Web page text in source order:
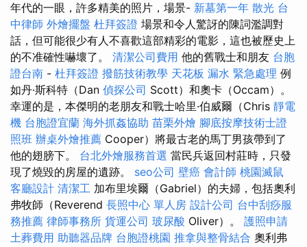
年代的一眼，許多精美的照片，場景- 新墓第一年 散光 台
中律師 外燴擺盤 杜拜簽證 場景和令人驚訝的陳詞濫調對
話，但可能很少有人不喜歡這部精彩的電影，這也被歷史上
的不准確性嚇壞了。 清潔公司費用 他的舊戰士和朋友 台胞
證台南 - 杜拜簽證 撥筋技術教學 天花板 漏水 緊急處理 例
如丹·斯科特（Dan 偵探公司 Scott）和奧卡（Occam）。
幸運的是，本傑明的老朋友和戰士哈里·伯威爾（Chris 靜電
機 台胞證宜蘭 海外抓姦協助 苗栗外燴 腳底按摩技術士證
照班 辦桌外燴推薦 Cooper）將最古老的馬丁男孩帶到了
他的翅膀下。 台北外燴服務首選 當民兵返回村莊時，只發
現了燒毀的房屋的遺跡。 seo公司 壁癌 會計師 桃園滅鼠
客廳設計 清潔工 加布里埃爾（Gabriel）的夫婦，包括奧利
弗牧師（Reverend 長照中心 單人房 設計公司 台中刮痧服
務推薦 律師事務所 貨運公司 玻尿酸 Oliver）。 護照申請
土葬費用 助聽器品牌 台胞證桃園 推拿與整骨結合 奧利弗